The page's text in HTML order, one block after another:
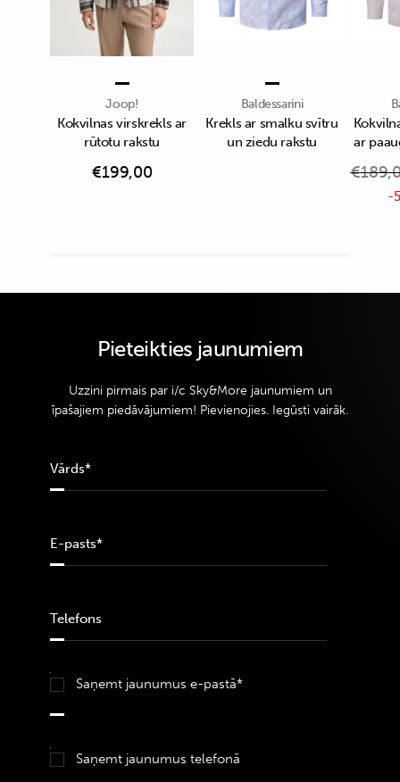
Joop!
Kokvilnas virskrekls ar
rūtotu rakstu
€199,00
Baldessarini
Krekls ar smalku svītru
un ziedu rakstu
ar
€
-
Pieteikties jaunumiem
Uzzini pirmais par i/c Sky&More jaunumiem un
īpašajiem piedāvājumiem! Pievienojies. Iegūsti vairāk.
Saņemt jaunumus e-pastā*
Saņemt jaunumus telefonā